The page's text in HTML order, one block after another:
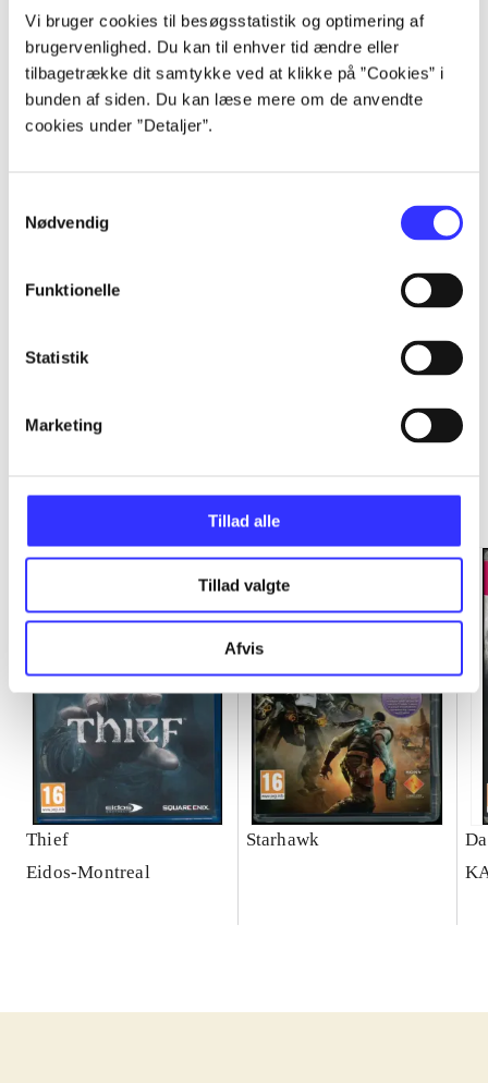
Vi bruger cookies til besøgsstatistik og optimering af
brugervenlighed. Du kan til enhver tid ændre eller
tilbagetrække dit samtykke ved at klikke på ”Cookies” i
bunden af siden. Du kan læse mere om de anvendte
cookies under ”Detaljer”.
Nødvendig
Funktionelle
Statistik
Marketing
Tillad alle
Tillad valgte
Afvis
...
Minder om
Thief
Eidos-Montreal
Starhawk